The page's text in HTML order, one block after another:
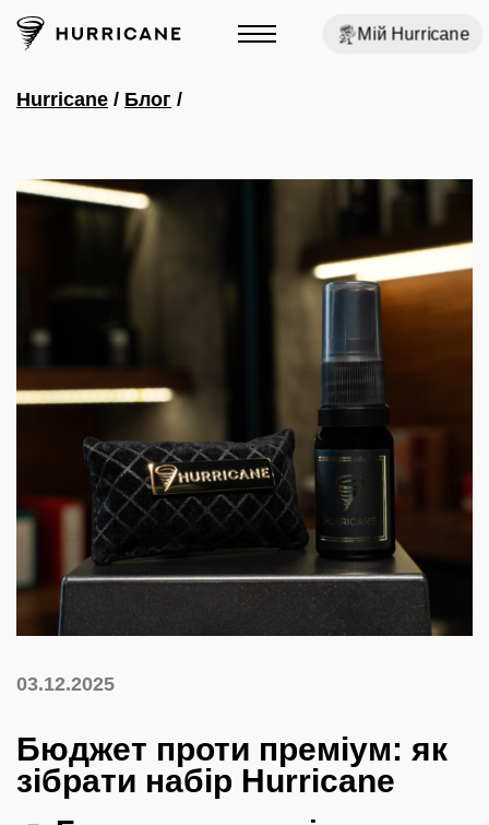
Мій Hurricane
Hurricane / Блог /
03.12.2025
Бюджет проти преміум: як
зібрати набір Hurricane